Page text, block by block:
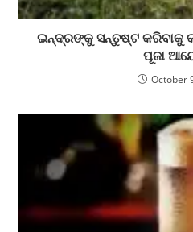
ଇନ୍ଦ୍ରଙ୍କୁ ସନ୍ତୁଷ୍ଟ କରିବାକୁ
ପୂଜା
October